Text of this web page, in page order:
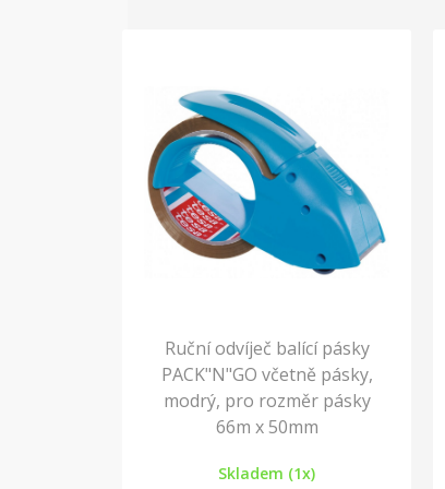
Ruční odvíječ balící pásky
PACK"N"GO včetně pásky,
modrý, pro rozměr pásky
66m x 50mm
Skladem (1x)